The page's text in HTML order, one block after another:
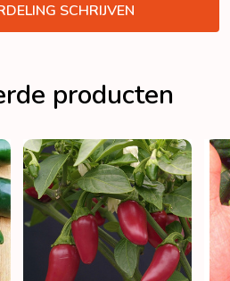
SCHRIJVEN
producten